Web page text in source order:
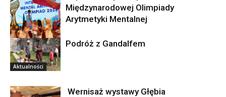
Aktualności
Międzynarodowej Olimpiady
Arytmetyki Mentalnej
Aktualności
Podróż z Gandalfem
Wernisaż wystawy Głębia